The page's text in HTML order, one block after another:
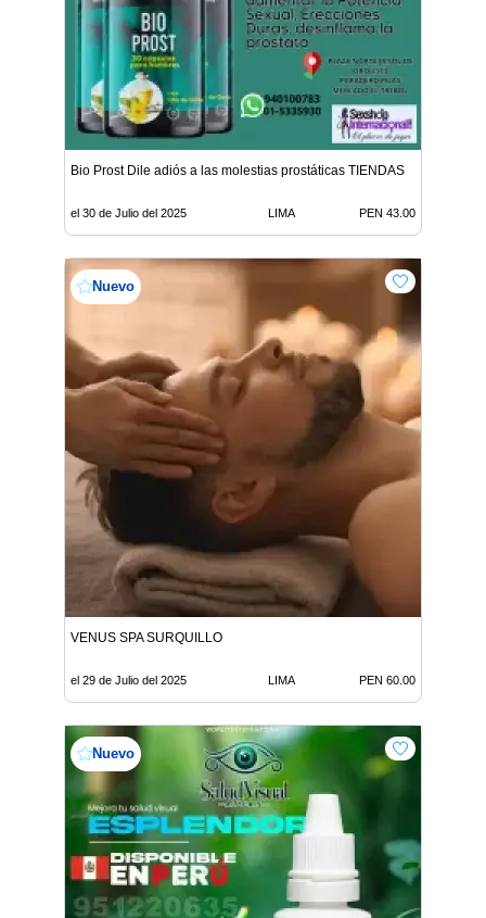
Bio Prost Dile adiós a las molestias prostáticas TIENDAS
el 30 de Julio del 2025 LIMA PEN 43.00
Nuevo
VENUS SPA SURQUILLO
el 29 de Julio del 2025 LIMA PEN 60.00
Nuevo